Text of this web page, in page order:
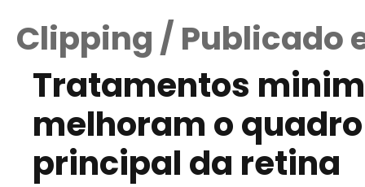
Clipping / Publicado
Tratamentos
melhoram o
principal da retina